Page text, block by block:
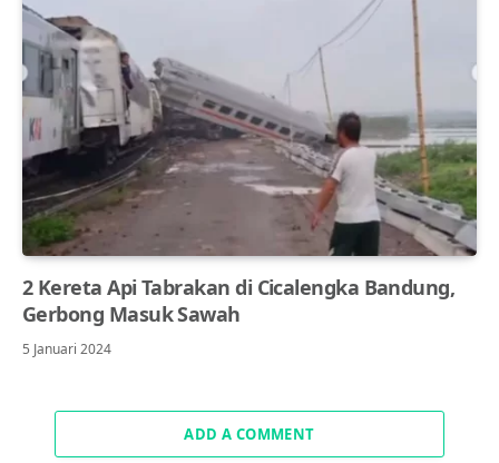
2 Kereta Api Tabrakan di Cicalengka Bandung,
Gerbong Masuk Sawah
5 Januari 2024
ADD A COMMENT